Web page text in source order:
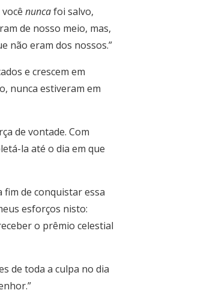
nuncafoi salvo,
de nosso meio, mas,
não eram dos nossos.”
e crescem em
nunca estiveram em
de vontade. Com
la até o dia em que
de conquistar essa
esforços nisto:
o prêmio celestial
de toda a culpa no dia